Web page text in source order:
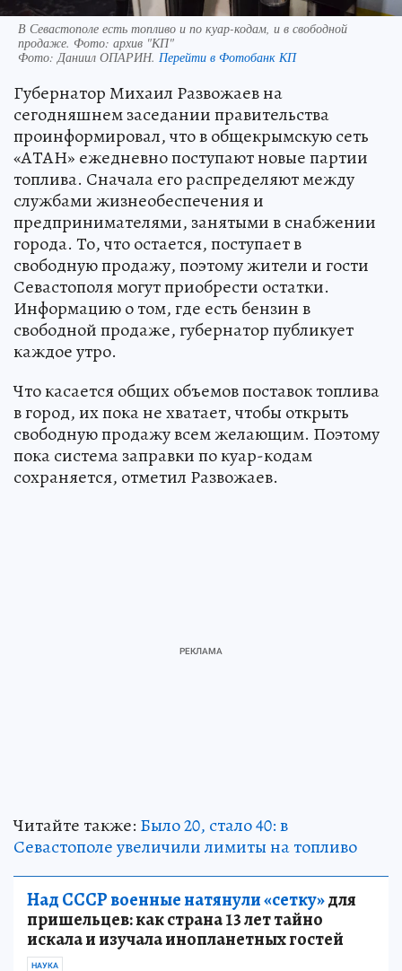
В Севастополе есть топливо и по куар-кодам, и в свободной
продаже. Фото: архив "КП"
Фото: Даниил ОПАРИН. Перейти в Фотобанк КП
Губернатор Михаил Развожаев на
сегодняшнем заседании правительства
проинформировал, что в общекрымскую сеть
«АТАН» ежедневно поступают новые партии
топлива. Сначала его распределяют между
службами жизнеобеспечения и
предпринимателями, занятыми в снабжении
города. То, что остается, поступает в
свободную продажу, поэтому жители и гости
Севастополя могут приобрести остатки.
Информацию о том, где есть бензин в
свободной продаже, губернатор публикует
каждое утро.
Что касается общих объемов поставок топлива
в город, их пока не хватает, чтобы открыть
свободную продажу всем желающим. Поэтому
пока система заправки по куар-кодам
сохраняется, отметил Развожаев.
Читайте также: Было 20, стало 40: в
Севастополе увеличили лимиты на топливо
Над СССР военные натянули «сетку»для
пришельцев: как страна 13 лет тайно
искала и изучала инопланетных гостей
НАУКА